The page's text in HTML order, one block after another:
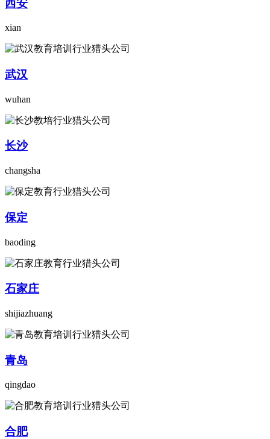
西安
xian
武汉
wuhan
长沙
changsha
保定
baoding
石家庄
shijiazhuang
青岛
qingdao
合肥